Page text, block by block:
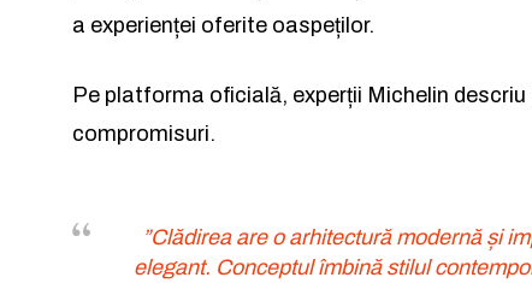
a experienței oferite oaspeților.
Pe platforma oficială, experții Michelin
compromisuri.
”Clădirea are o arhitectură modernă și
elegant. Conceptul îmbină stilul